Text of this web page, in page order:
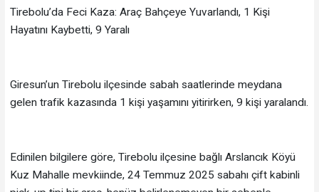
Tirebolu’da Feci Kaza: Araç Bahçeye Yuvarlandı, 1 Kişi
Hayatını Kaybetti, 9 Yaralı
Giresun’un Tirebolu ilçesinde sabah saatlerinde meydana
gelen trafik kazasında 1 kişi yaşamını yitirirken, 9 kişi yaralandı.
Edinilen bilgilere göre, Tirebolu ilçesine bağlı Arslancık Köyü
Kuz Mahalle mevkiinde, 24 Temmuz 2025 sabahı çift kabinli